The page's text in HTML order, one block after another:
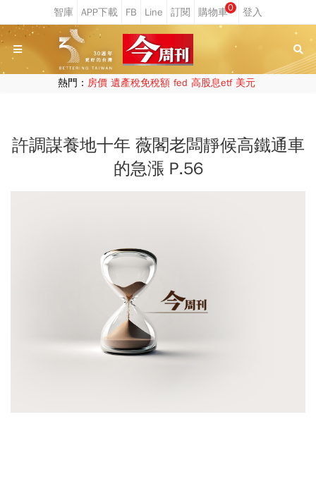
0
熱門： 房價 遺產稅免稅額 fed 高股息etf 美元
許調謀養地十年 薇閣老闆靜候高鐵通車
的急漲 P.56